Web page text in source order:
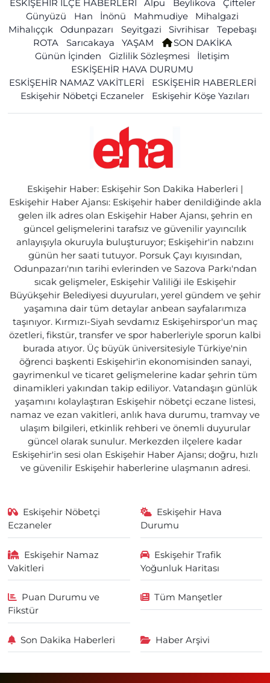
ESKİŞEHİR İLÇE HABERLERİ Alpu Beylikova
Çifteler
Günyüzü
Han İnönü Mahmudiye
Mihalgazi
Mihalıççık
Odunpazarı Seyitgazi Sivrihisar
Tepebaşı
ROTA
Sarıcakaya YAŞAM
SON DAKİKA
Günün İçinden
Gizlilik Sözleşmesi
İletişim
ESKİŞEHİR HAVA DURUMU
ESKİŞEHİR NAMAZ VAKİTLERİ
ESKİŞEHİR HABERLERİ
Eskişehir Nöbetçi Eczaneler
Eskişehir Köşe Yazıları
Eskişehir Haber: Eskişehir Son Dakika Haberleri |
Eskişehir Haber Ajansı: Eskişehir haber denildiğinde akla
gelen ilk adres olan Eskişehir Haber Ajansı, şehrin en
güncel gelişmelerini tarafsız ve güvenilir yayıncılık
anlayışıyla okuruyla buluşturuyor; Eskişehir'in nabzını
günün her saati tutuyor. Porsuk Çayı kıyısından,
Odunpazarı'nın tarihi evlerinden ve Sazova Parkı'ndan
sıcak gelişmeler, Eskişehir Valiliği ile Eskişehir
Büyükşehir Belediyesi duyuruları, yerel gündem ve şehir
yaşamına dair tüm detaylar anbean sayfalarımıza
taşınıyor. Kırmızı-Siyah sevdamız Eskişehirspor'un maç
özetleri, fikstür, transfer ve spor haberleriyle sporun kalbi
burada atıyor. Üç büyük üniversitesiyle Türkiye'nin
öğrenci başkenti Eskişehir'in ekonomisinden sanayi,
gayrimenkul ve ticaret gelişmelerine kadar şehrin tüm
dinamikleri yakından takip ediliyor. Vatandaşın günlük
yaşamını kolaylaştıran Eskişehir nöbetçi eczane listesi,
namaz ve ezan vakitleri, anlık hava durumu, tramvay ve
ulaşım bilgileri, etkinlik rehberi ve önemli duyurular
güncel olarak sunulur. Merkezden ilçelere kadar
Eskişehir'in sesi olan Eskişehir Haber Ajansı; doğru, hızlı
ve güvenilir Eskişehir haberlerine ulaşmanın adresi.
Eskişehir Nöbetçi
Eczaneler
Eskişehir Hava
Durumu
Eskişehir Namaz
Vakitleri
Eskişehir Trafik
Yoğunluk Haritası
Puan Durumu ve
Fikstür
Tüm Manşetler
Son Dakika Haberleri Haber Arşivi